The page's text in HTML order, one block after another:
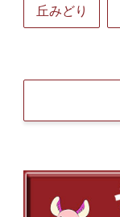
丘みどり